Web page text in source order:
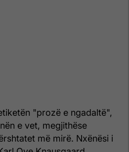
"prozë e ngadaltë",
e vet, megjithëse
më mirë. Nxënësi i